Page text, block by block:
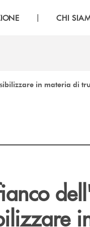
| CHI
in materia di